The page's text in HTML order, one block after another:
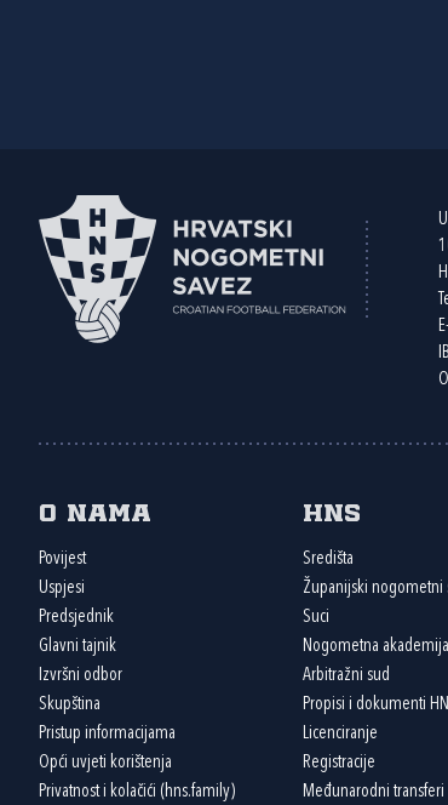
O nama
Povijest
Uspjesi
Predsjednik
Glavni tajnik
Izvršni odbor
Skupština
Pristup informacijama
Opći uvjeti korištenja
Privatnost i kolačići (hns.family)
HNS
Središta
Županijski nogometni
Suci
Nogometna akademija
Arbitražni sud
Propisi i dokumenti
Licenciranje
Registracije
Međunarodni transferi